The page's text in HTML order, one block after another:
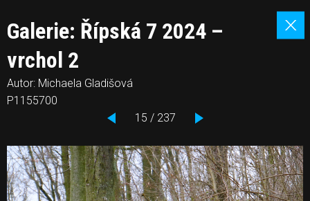
Galerie: Řípská 7 2024 –
vrchol 2
Autor: Michaela Gladišová
P1155700
15 / 237